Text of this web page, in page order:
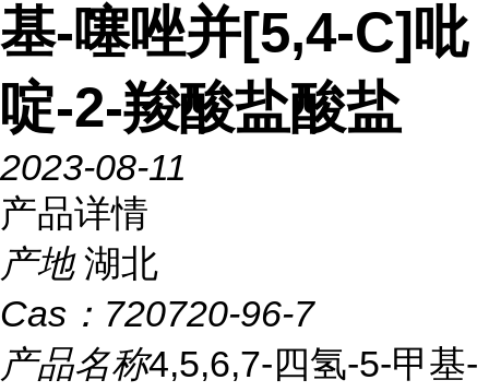
基-噻唑并[5,4-C]吡
啶-2-羧酸盐酸盐
2023-08-11
产品详情
产地 湖北
Cas： 720720-96-7
产品名称4,5,6,7-四氢-5-甲基-